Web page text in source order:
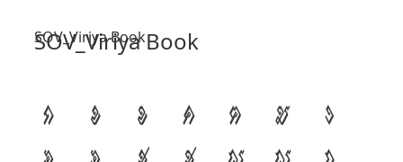
SOV_Viriya Book
SOV_Viriya Book
ก ข ฃ ค ฅ ฆ
ง